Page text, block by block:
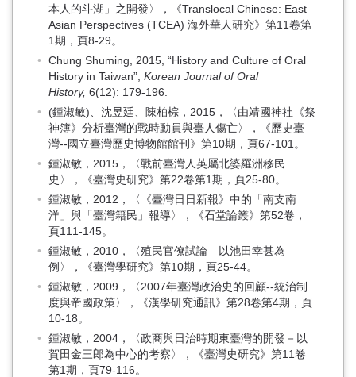
本人的斗湖」之開發〉，《Translocal Chinese: East
Asian Perspectives (TCEA) 海外華人研究》第11卷第
1期，頁8-29。
Chung Shuming, 2015, “History and Culture of Oral
History in Taiwan”, Korean Journal of Oral
History, 6(12): 179-196.
(鍾淑敏)、沈昱廷、陳柏棕，2015，〈由靖國神社《祭
神簿》分析臺灣的戰時動員與臺人傷亡〉，《歷史臺
灣--國立臺灣歷史博物館館刊》第10期，頁67-101。
鍾淑敏，2015，〈戰前臺灣人英屬北婆羅洲移民
史〉，《臺灣史研究》第22卷第1期，頁25-80。
鍾淑敏，2012，〈《臺灣日日新報》中的「南支南
洋」與「臺灣籍民」報導〉，《石堂論叢》第52卷，
頁111-145。
鍾淑敏，2010，〈殖民官僚試論—以池田幸甚為
例〉，《臺灣學研究》第10期，頁25-44。
鍾淑敏，2009，〈2007年臺灣政治史的回顧--統治制
度與帝國政策〉，《漢學研究通訊》第28卷第4期，頁
10-18。
鍾淑敏，2004，〈政商與日治時期東臺灣的開發－以
賀田金三郎為中心的考察〉，《臺灣史研究》第11卷
第1期，頁79-116。